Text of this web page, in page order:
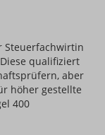
Steuerfachwirtin
qualifiziert
aber
höher gestellte
400